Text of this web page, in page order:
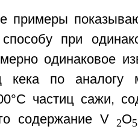
примеры
способу при
одинаковое
кека по аналогу
частиц сажи,
содержание V 2O5